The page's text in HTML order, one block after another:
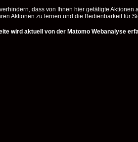
dass von Ihnen hier getätigte
Aktionen zu lernen und die Bedienbarkeit für
wird aktuell von der Matomo Webanalyse